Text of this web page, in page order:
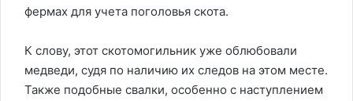
фермах для учета поголовья скота.
К слову, этот скотомогильник уже облюбовали
медведи, судя по наличию их следов на этом месте.
Также подобные свалки, особенно с наступлением